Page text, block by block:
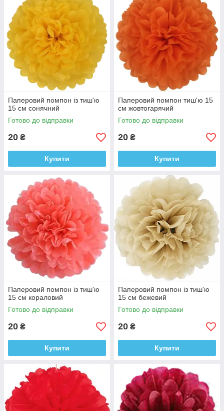
Паперовий помпон із тиш'ю
15 см сонячний
Готово до відправки
20 ₴
Купити
Паперовий помпон тиш'ю 15
см жовтогарячий
Готово до відправки
20 ₴
Купити
Паперовий помпон із тиш'ю
15 см кораловий
Готово до відправки
20 ₴
Купити
Паперовий помпон із тиш'ю
15 см бежевий
Готово до відправки
20 ₴
Купити